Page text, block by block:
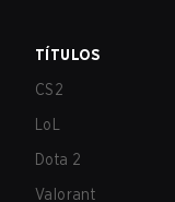
TÍTULOS
CS2
LoL
Dota 2
Valorant